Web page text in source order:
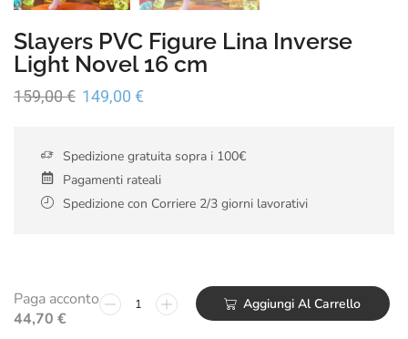
Slayers PVC Figure Lina Inverse
Light Novel 16 cm
159,00€ 149,00 €
Spedizione gratuita sopra i 100€
Pagamenti rateali
Spedizione con Corriere 2/3 giorni lavorativi
Paga acconto
44,70 €
Aggiungi Al Carrello